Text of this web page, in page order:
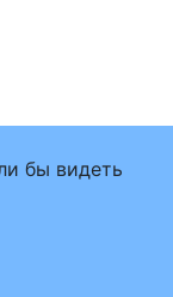
бы видеть